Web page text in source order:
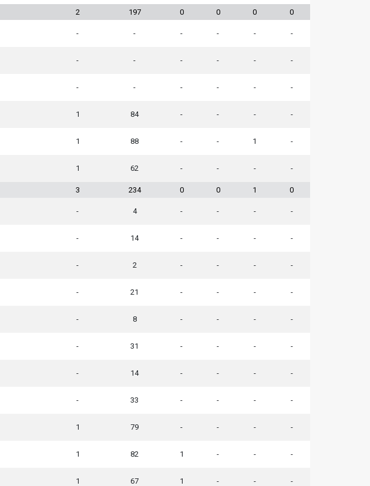
2 197 0 0 0 0
- - - - - -
- - - - - -
- - - - - -
1 84 - - - -
1 88 - - 1 -
1 62 - - - -
3 234 0 0 1 0
- 4 - - - -
- 14 - - - -
- 2 - - - -
- 21 - - - -
- 8 - - - -
- 31 - - - -
- 14 - - - -
- 33 - - - -
1 79 - - - -
1 82 1 - - -
1 67 1 - - -